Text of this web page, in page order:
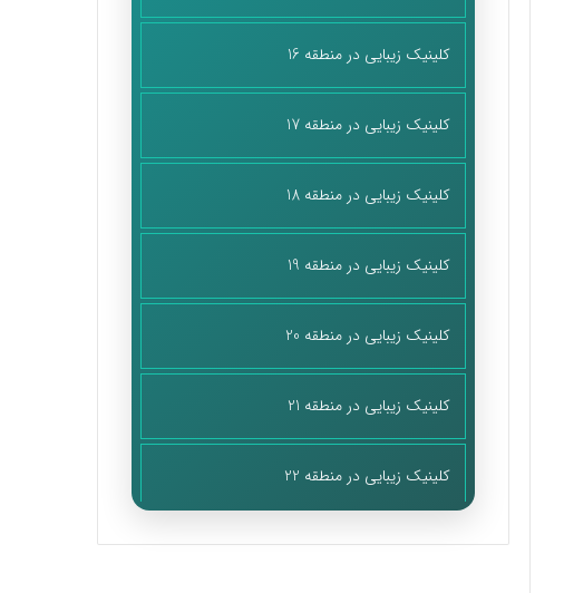
کلینیک زیبایی در منطقه 16
کلینیک زیبایی در منطقه 17
کلینیک زیبایی در منطقه 18
کلینیک زیبایی در منطقه 19
کلینیک زیبایی در منطقه 20
کلینیک زیبایی در منطقه 21
کلینیک زیبایی در منطقه 22